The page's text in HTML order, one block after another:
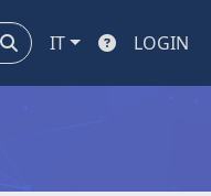
IT LOGIN